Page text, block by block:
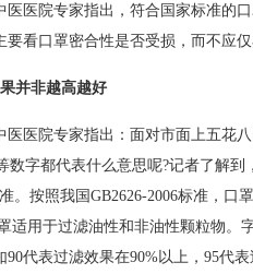
院专家指出，符合国家标准的口
看口罩密合性是否受损，而不应仅
并非越高越好
院专家指出：面对市面上五花八
数字都代表什么意思呢?记者了解
。按照我国GB2626-2006标准，口
适用于过滤油性和非油性颗粒物。
代表过滤效果在90%以上，95代表